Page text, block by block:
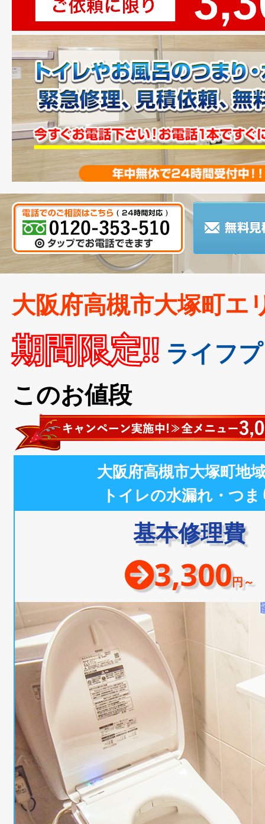
大阪府高槻市大塚町エ
期間限定!! ライフ
このお値段
大阪府高槻市大塚町地
トイレの水漏れ・つま
基本修理費
3,300円～